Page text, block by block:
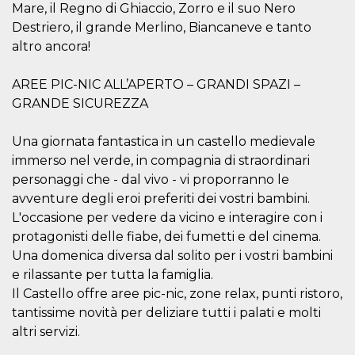
Mare, il Regno di Ghiaccio, Zorro e il suo Nero
Destriero, il grande Merlino, Biancaneve e tanto
altro ancora!
AREE PIC-NIC ALL’APERTO – GRANDI SPAZI –
GRANDE SICUREZZA
Una giornata fantastica in un castello medievale
immerso nel verde, in compagnia di straordinari
personaggi che - dal vivo - vi proporranno le
avventure degli eroi preferiti dei vostri bambini.
L'occasione per vedere da vicino e interagire con i
protagonisti delle fiabe, dei fumetti e del cinema.
Una domenica diversa dal solito per i vostri bambini
e rilassante per tutta la famiglia.
Il Castello offre aree pic-nic, zone relax, punti ristoro,
tantissime novità per deliziare tutti i palati e molti
altri servizi.
Storage declaration
fbssls_314278995690155
Session
storage
cn_uc__
Local
storage
Nome
Provider /
Dominio
Scadenza Descrizione
c_user